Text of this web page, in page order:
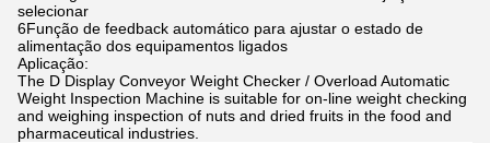
selecionar
6Função de feedback automático para ajustar o estado de
alimentação dos equipamentos ligados
Aplicação:
The D Display Conveyor Weight Checker / Overload Automatic
Weight Inspection Machine is suitable for on-line weight checking
and weighing inspection of nuts and dried fruits in the food and
pharmaceutical industries.